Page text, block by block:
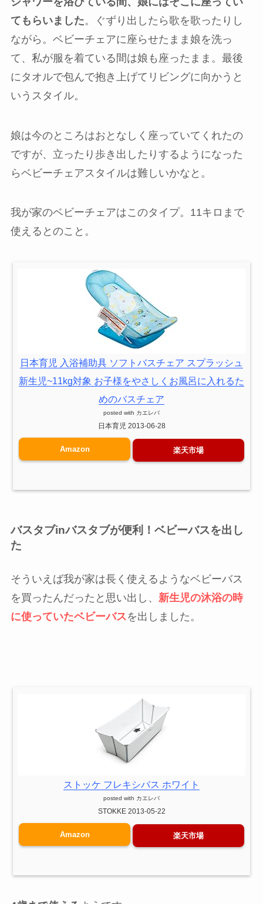
てもらいました。ぐずり出したら歌を歌ったりし
ながら。ベビーチェアに座らせたまま娘を洗っ
て、私が服を着ている間は娘も座ったまま。最後
にタオルで包んで抱き上げてリビングに向かうと
いうスタイル。
娘は今のところはおとなしく座っていてくれたの
ですが、立ったり歩き出したりするようになった
らベビーチェアスタイルは難しいかなと。
我が家のベビーチェアはこのタイプ。11キロまで
使えるとのこと。
日本育児 入浴補助具 ソフトバスチェア スプラッシュ
新生児~11kg対象 お子様をやさしくお風呂に入れるた
めのバスチェア
posted with カエレバ
日本育児 2013-06-28
Amazon 楽天市場
バスタブinバスタブが便利！ベビーバスを出し
た
そういえば我が家は長く使えるようなベビーバス
を買ったんだったと思い出し、 新生児の沐浴の時
に使っていたベビーバスを出しました。
ストッケ フレキシバス ホワイト
posted with カエレバ
STOKKE 2013-05-22
Amazon 楽天市場